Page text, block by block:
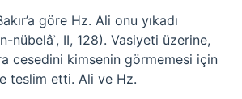
göre Hz. Ali onu yıkadı
nübelâʾ, II, 128). Vasiyeti üzerine,
cesedini kimsenin görmemesi için
teslim etti. Ali ve Hz.